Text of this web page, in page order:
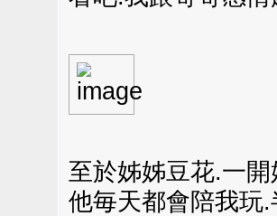
至於姊姊豆花.一
他毎天都會陪我玩